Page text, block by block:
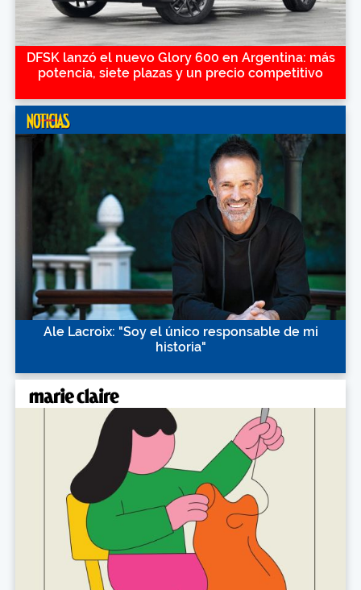
DFSK lanzó el nuevo Glory 600 en Argentina: más
potencia, siete plazas y un precio competitivo
Ale Lacroix: "Soy el único responsable de mi
historia"